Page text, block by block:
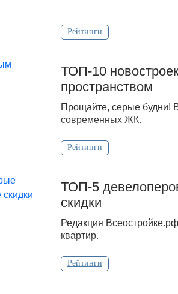
Рейтинги
ТОП-10
пространством
Прощайте, серые будни!
современных ЖК.
Рейтинги
ТОП-5
скидки
Редакция
квартир.
Рейтинги